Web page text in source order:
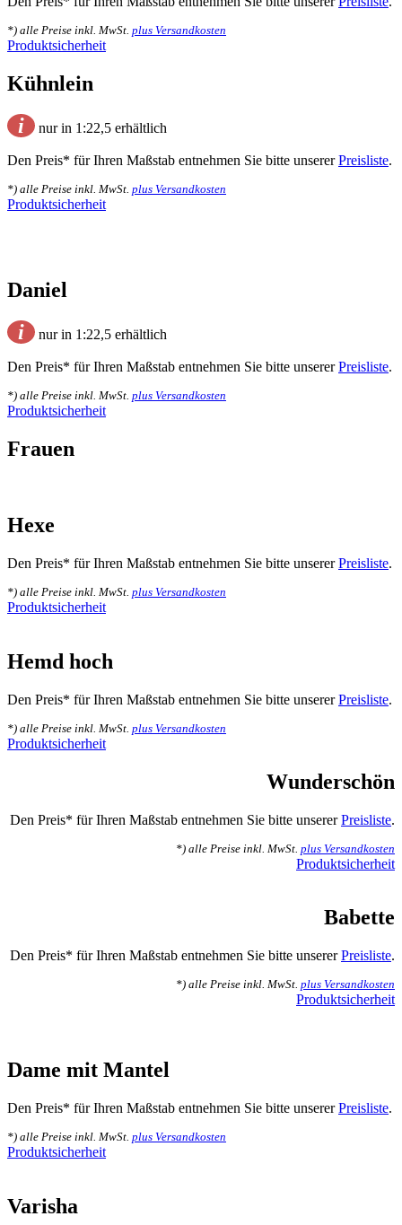
*) alle Preise inkl. MwSt. plus Versandkosten
Produktsicherheit
Kühnlein
i nur in 1:22,5 erhältlich
Den Preis* für Ihren Maßstab entnehmen Sie bitte unsererPreisliste.
*) alle Preise inkl. MwSt. plus Versandkosten
Produktsicherheit
Daniel
i nur in 1:22,5 erhältlich
Den Preis* für Ihren Maßstab entnehmen Sie bitte unsererPreisliste.
*) alle Preise inkl. MwSt. plus Versandkosten
Produktsicherheit
Frauen
Hexe
Den Preis* für Ihren Maßstab entnehmen Sie bitte unsererPreisliste.
*) alle Preise inkl. MwSt. plus Versandkosten
Produktsicherheit
Hemd hoch
Den Preis* für Ihren Maßstab entnehmen Sie bitte unsererPreisliste.
*) alle Preise inkl. MwSt. plus Versandkosten
Produktsicherheit
Wunderschön
Den Preis* für Ihren Maßstab entnehmen Sie bitte unsererPreisliste.
*) alle Preise inkl. MwSt. plus Versandkosten
Produktsicherheit
Babette
Den Preis* für Ihren Maßstab entnehmen Sie bitte unsererPreisliste.
*) alle Preise inkl. MwSt. plus Versandkosten
Produktsicherheit
Dame mit Mantel
Den Preis* für Ihren Maßstab entnehmen Sie bitte unsererPreisliste.
*) alle Preise inkl. MwSt. plus Versandkosten
Produktsicherheit
Varisha